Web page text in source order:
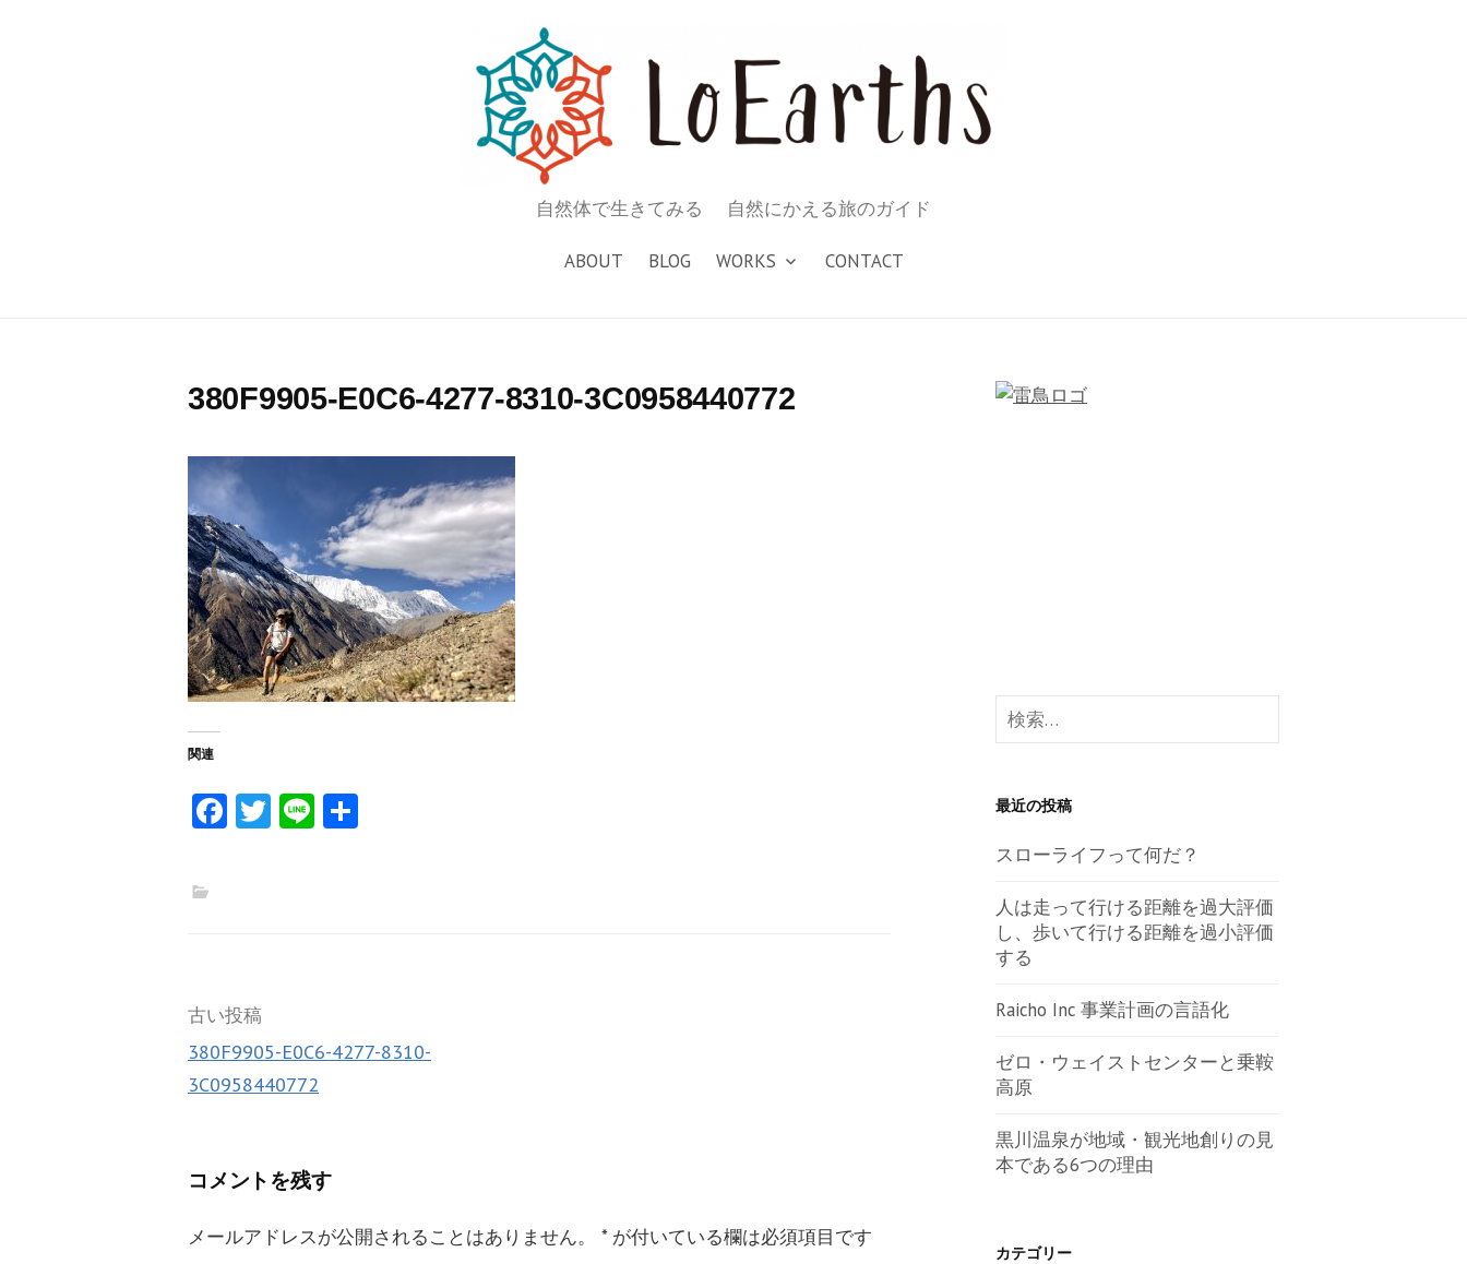
自然体で生きてみる 自然にかえる旅のガイド
ABOUT BLOG WORKS CONTACT
380F9905-E0C6-4277-8310-3C0958440772
関連
Fa T Li
投
稿
ゲ
ー
古い投稿
380F9905-E0C6-4277-8310-
3C0958440772
コメントを残す
メールアドレスが公開されることはありません。 *が付いている欄は必須項目です
検
索:
最近の投稿
スローライフって何だ？
人は走って行ける距離を過大評価
し、歩いて行ける距離を過小評価
する
Raicho Inc 事業計画の言語化
ゼロ・ウェイストセンターと乗鞍
高原
黒川温泉が地域・観光地創りの見
本である6つの理由
カテゴリー